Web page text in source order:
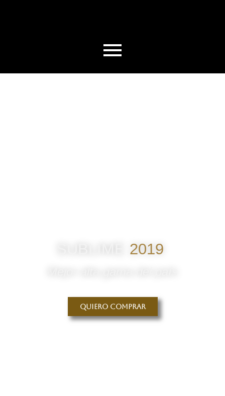
2019
Quiero comprar